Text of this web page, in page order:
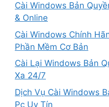
Cài Windows Bản
& Online
Cài Windows Chính
Phần Mềm Cơ Bản
Cài Lại Windows Bản
Xa 24/7
Dịch Vụ Cài Windows
Pc Uy Tín